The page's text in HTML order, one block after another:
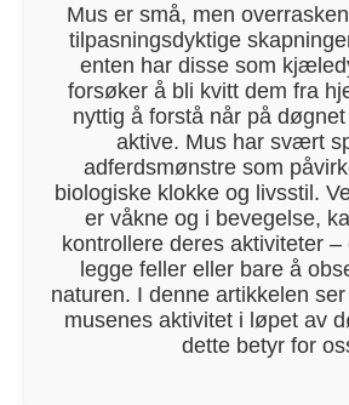
Mus er små, men
tilpasningsdyktige
enten har disse som
forsøker å bli kvitt dem fra
nyttig å forstå når på
aktive. Mus har svært
adferdsmønstre som
biologiske klokke og livsstil.
er våkne og i bevegelse,
kontrollere deres aktiviteter –
legge feller eller bare å
naturen. I denne artikkelen
musenes aktivitet i løpet av
dette betyr for